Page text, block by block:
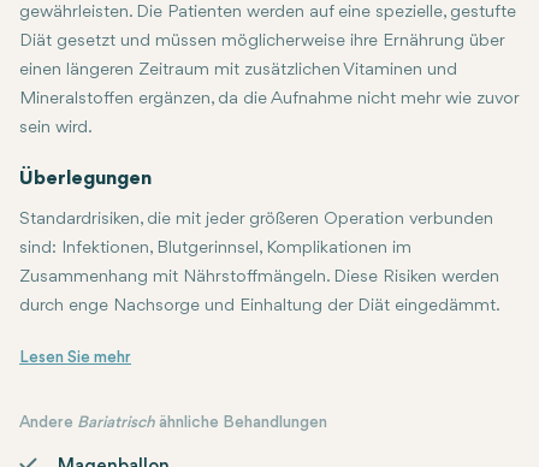
gewährleisten. Die Patienten werden auf eine spezielle, gestufte
Diät gesetzt und müssen möglicherweise ihre Ernährung über
einen längeren Zeitraum mit zusätzlichen Vitaminen und
Mineralstoffen ergänzen, da die Aufnahme nicht mehr wie zuvor
sein wird.
Überlegungen
Standardrisiken, die mit jeder größeren Operation verbunden
sind: Infektionen, Blutgerinnsel, Komplikationen im
Zusammenhang mit Nährstoffmängeln. Diese Risiken werden
durch enge Nachsorge und Einhaltung der Diät eingedämmt.
Der Magenbypass ist äußerst effektiv für übergewichtige
Andere Bariatrisch ähnliche Behandlungen